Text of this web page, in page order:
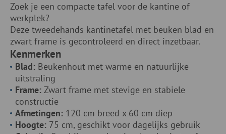
Zoek je een compacte tafel voor de kantine of
werkplek?
Deze tweedehands kantinetafel met beuken blad en
zwart frame is gecontroleerd en direct inzetbaar.
Kenmerken
Blad: Beukenhout met warme en natuurlijke
uitstraling
Frame: Zwart frame met stevige en stabiele
constructie
Afmetingen: 120 cm breed x 60 cm diep
Hoogte: 75 cm, geschikt voor dagelijks gebruik